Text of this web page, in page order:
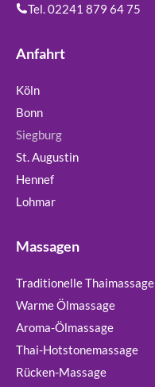
Tel. 02241 879 64 75
Anfahrt
Köln
Bonn
Siegburg
St. Augustin
Hennef
Lohmar
Massagen
Traditionelle Thaimassage
Warme Ölmassage
Aroma-Ölmassage
Thai-Hotstonemassage
Rücken-Massage